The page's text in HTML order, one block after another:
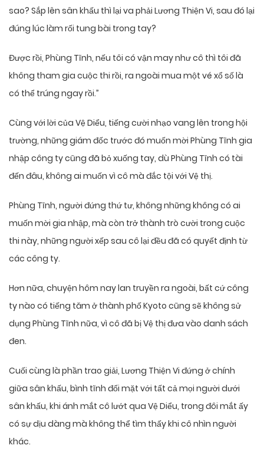
sao? Sắp lên sân khấu thì lại va phải Lương Thiện Vi, sau đó lại
đúng lúc làm rối tung bài trong tay?
Được rồi, Phùng Tĩnh, nếu tôi có vận may như cô thì tôi đã
không tham gia cuộc thi rồi, ra ngoài mua một vé xổ số là
có thể trúng ngay rồi.”
Cùng với lời của Vệ Diểu, tiếng cười nhạo vang lên trong hội
trường, những giám đốc trước đó muốn mời Phùng Tĩnh gia
nhập công ty cũng đã bỏ xuống tay, dù Phùng Tĩnh có tài
đến đâu, không ai muốn vì cô mà đắc tội với Vệ thị.
Phùng Tĩnh, người đứng thứ tư, không những không có ai
muốn mời gia nhập, mà còn trở thành trò cười trong cuộc
thi này, những người xếp sau cô lại đều đã có quyết định từ
các công ty.
Hơn nữa, chuyện hôm nay lan truyền ra ngoài, bất cứ công
ty nào có tiếng tăm ở thành phố Kyoto cũng sẽ không sử
dụng Phùng Tĩnh nữa, vì cô đã bị Vệ thị đưa vào danh sách
đen.
Cuối cùng là phần trao giải, Lương Thiện Vi đứng ở chính
giữa sân khấu, bình tĩnh đối mặt với tất cả mọi người dưới
sân khấu, khi ánh mắt cô lướt qua Vệ Diểu, trong đôi mắt ấy
có sự dịu dàng mà không thể tìm thấy khi cô nhìn người
khác.